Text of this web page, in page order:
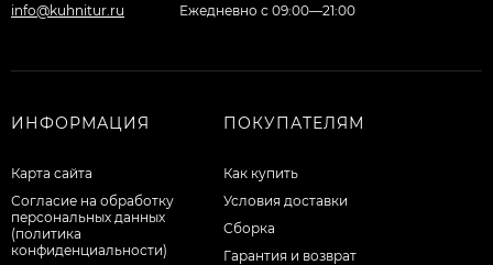
info@kuhnitur.ru Ежедневно с 09:00—21:00
ИНФОРМАЦИЯ
Карта сайта
Согласие на обработку
персональных данных
(политика
конфиденциальности)
ПОКУПАТЕЛЯМ
Как купить
Условия доставки
Сборка
Гарантия и возврат